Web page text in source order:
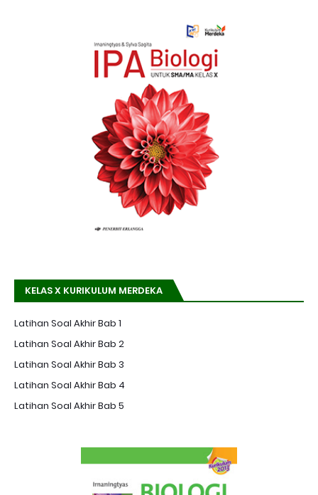
KELAS X KURIKULUM MERDEKA
Latihan Soal Akhir Bab 1
Latihan Soal Akhir Bab 2
Latihan Soal Akhir Bab 3
Latihan Soal Akhir Bab 4
Latihan Soal Akhir Bab 5